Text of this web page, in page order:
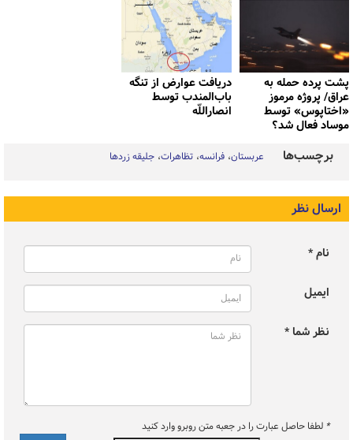
پشت پرده حمله به
عراق/ پروژه مرموز
«اختاپوس» توسط
موساد فعال شد؟
دریافت عوارض از تنگه
باب‌المندب توسط
انصاراللّه
برچسب‌ها عربستان فرانسه تظاهرات جلیقه زردها
ارسال نظر
نام *
ایمیل
نظر شما *
* لطفا حاصل عبارت را در جعبه متن روبرو وارد کنید